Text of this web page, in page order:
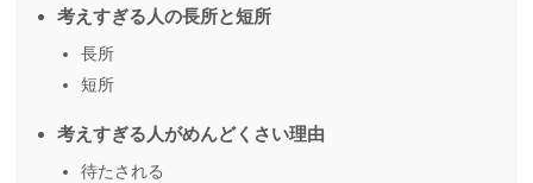
考えすぎる人の長所と短所
長所
短所
考えすぎる人がめんどくさい理由
待たされる